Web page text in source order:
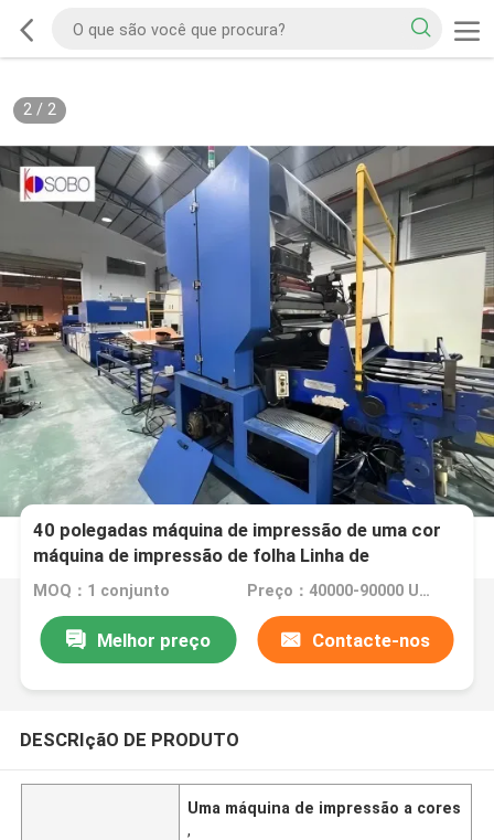
2/ 2
40 polegadas máquina de impressão de uma cor
máquina de impressão de folha Linha de
impressão de chapa de estanho
MOQ：1 conjunto Preço：40000-90000 USD
Melhor preço Contacte-nos
DESCRIçãO DE PRODUTO
Uma máquina de impressão a cores
,